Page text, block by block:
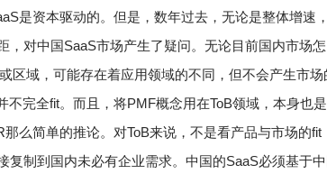
是资本驱动的。 但是，数年过去，无论是整体增速，
对中国SaaS市场产生了疑问。 无论目前国内市场怎
区域，可能存在着应用领域的不同，但不会产生市场
完全fit。而且，将PMF概念用在ToB领域，本身也
么简单的推论。 对ToB来说，不是看产品与市场的fit
复制到国内未必有企业需求。中国的SaaS必须基于